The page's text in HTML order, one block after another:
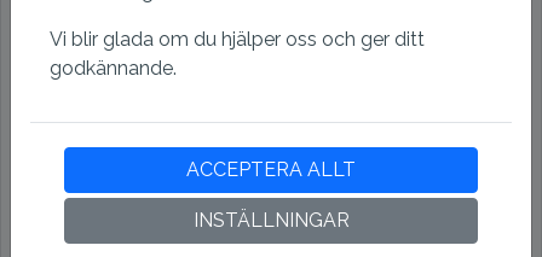
Postnummer
Land
Vi blir glada om du hjälper oss och ger ditt
godkännande.
ACCEPTERA ALLT
INSTÄLLNINGAR